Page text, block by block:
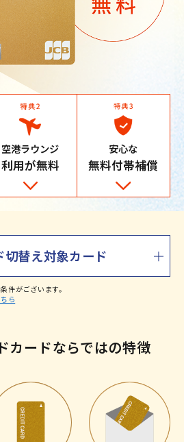
空港ラウンジ
利用が無料
安心な
無料付帯補償
切替え対象カード
件がございます。
ら
カードならではの特徴